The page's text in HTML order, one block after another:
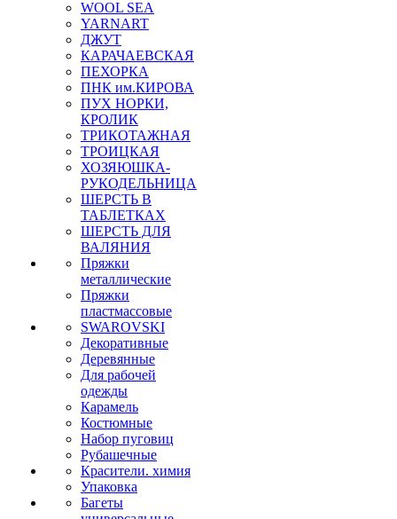
WOOL SEA
YARNART
ДЖУТ
КАРАЧАЕВСКАЯ
ПЕХОРКА
ПНК им.КИРОВА
ПУХ НОРКИ,
КРОЛИК
ТРИКОТАЖНАЯ
ТРОИЦКАЯ
ХОЗЯЮШКА-
РУКОДЕЛЬНИЦА
ШЕРСТЬ В
ТАБЛЕТКАХ
ШЕРСТЬ ДЛЯ
ВАЛЯНИЯ
Пряжки
металлические
Пряжки
пластмассовые
SWAROVSKI
Декоративные
Деревянные
Для рабочей
одежды
Карамель
Костюмные
Набор пуговиц
Рубашечные
Красители. химия
Упаковка
Багеты